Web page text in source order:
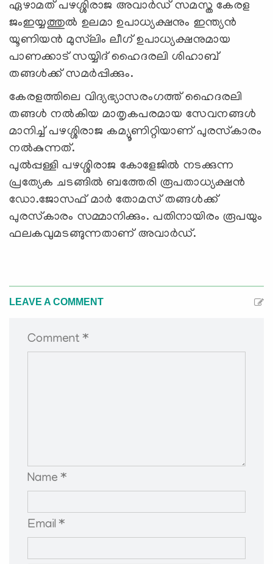
ഏഴാമത് പഴശ്ശിരാജ അവാര്‍ഡ് സമസ്ത കേരള
ജംഇയ്യത്തുല്‍ ഉലമാ ഉപാധ്യക്ഷനും ഇന്ത്യന്‍
യൂണിയന്‍ മുസ്‌ലിം ലീഗ് ഉപാധ്യക്ഷനുമായ
പാണക്കാട് സയ്യിദ് ഹൈദരലി ശിഹാബ്
തങ്ങള്‍ക്ക് സമര്‍പ്പിക്കും.
കേരളത്തിലെ വിദ്യഭ്യാസരംഗത്ത് ഹൈദരലി
തങ്ങള്‍ നല്‍കിയ മാതൃകപരമായ സേവനങ്ങള്‍
മാനിച്ച് പഴശ്ശിരാജ കമ്യൂണിറ്റിയാണ് പുരസ്‌കാരം
നല്‍കുന്നത്.
പുല്‍പ്പള്ളി പഴശ്ശിരാജ കോളേജില്‍ നടക്കുന്ന
പ്രത്യേക ചടങ്ങില്‍ ബത്തേരി രൂപതാധ്യക്ഷന്‍
ഡോ.ജോസഫ് മാര്‍ തോമസ് തങ്ങള്‍ക്ക്
പുരസ്‌കാരം സമ്മാനിക്കും. പതിനായിരം രൂപയും
ഫലകവുമടങ്ങുന്നതാണ് അവാര്‍ഡ്.
LEAVE A COMMENT
Comment *
Name *
Email *